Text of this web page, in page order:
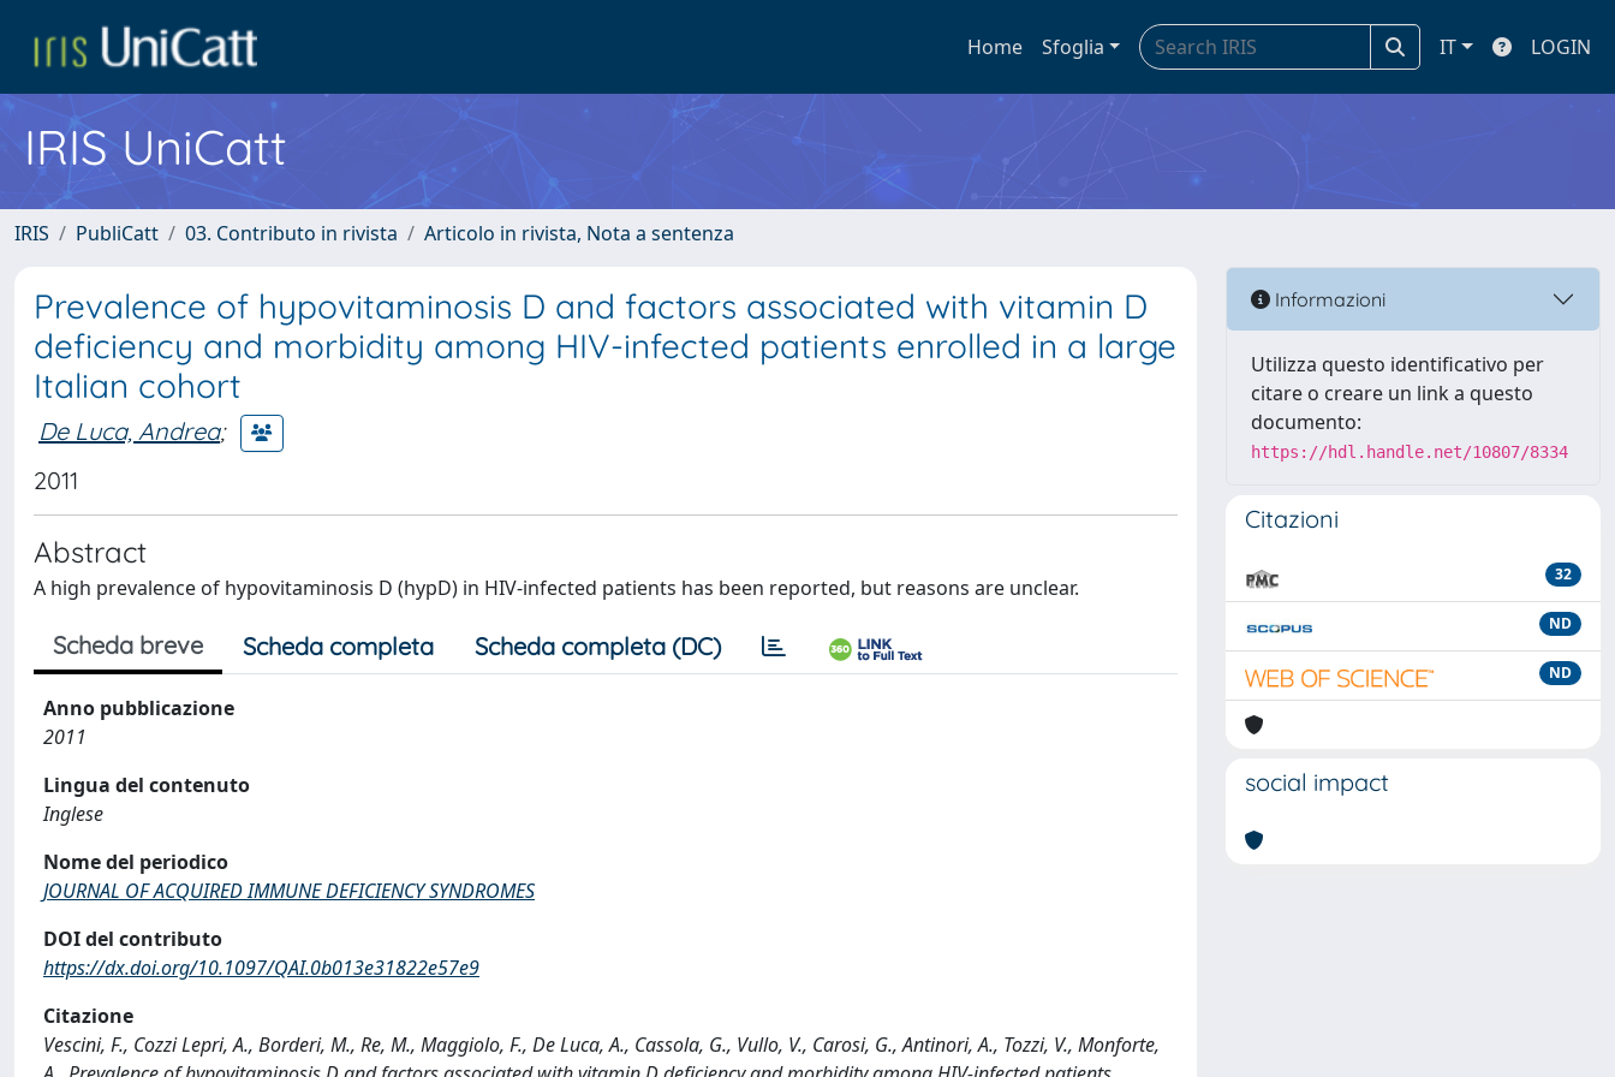
Home Sfoglia IT LOGIN
IRIS UniCatt
IRIS PubliCatt 03. Contributo in rivista Articolo in rivista, Nota a sentenza
Prevalence of hypovitaminosis D and factors associated with vitamin D
deficiency and morbidity among HIV-infected patients enrolled in a large
Italian cohort
De Luca, Andrea;
2011
Abstract
A high prevalence of hypovitaminosis D (hypD) in HIV-infected patients has been reported, but reasons are unclear.
Scheda breve Scheda completa Scheda completa (DC)
Anno pubblicazione
2011
Lingua del contenuto
Inglese
Nome del periodico
JOURNAL OF ACQUIRED IMMUNE DEFICIENCY SYNDROMES
DOI del contributo
https://dx.doi.org/10.1097/QAI.0b013e31822e57e9
Citazione
Vescini, F., Cozzi Lepri, A., Borderi, M., Re, M., Maggiolo, F., De Luca, A., Cassola, G., Vullo, V., Carosi, G., Antinori, A., Tozzi, V., Monforte,
Informazioni
Utilizza questo identificativo per
citare o creare un link a questo
documento:
https://hdl.handle.net/10807/8334
Citazioni
32
ND
ND
social impact